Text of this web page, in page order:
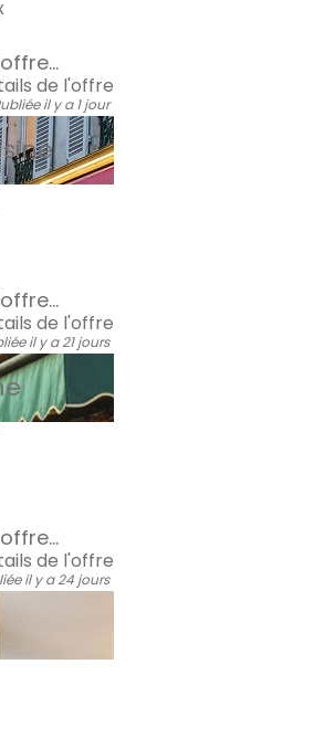
de l'offre
il y a 1 jour
de l'offre
il y a 21 jours
de l'offre
il y a 24 jours